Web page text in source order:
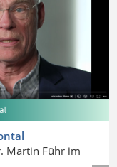
Martin Führ im